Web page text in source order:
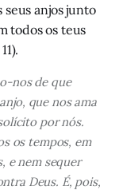
anjos junto
todos os teus
nos de que
que nos ama
por nós.
os tempos, em
e nem sequer
Deus. É, pois,